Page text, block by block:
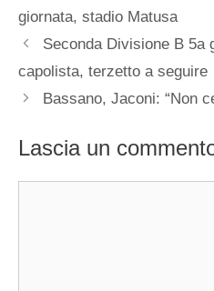
giornata, stadio Matusa
Seconda Divisione B 5a
capolista, terzetto a seguire
Bassano, Jaconi: “Non
Lascia un